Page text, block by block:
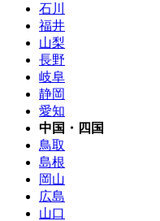
石川
福井
山梨
長野
岐阜
静岡
愛知
中国・四国
鳥取
島根
岡山
広島
山口